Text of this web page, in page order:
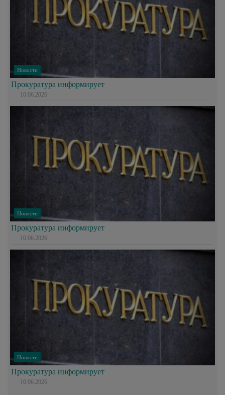
Новости
Прокуратура информирует
10.06.2026
Новости
Прокуратура информирует
10.06.2026
Новости
Прокуратура информирует
10.06.2026